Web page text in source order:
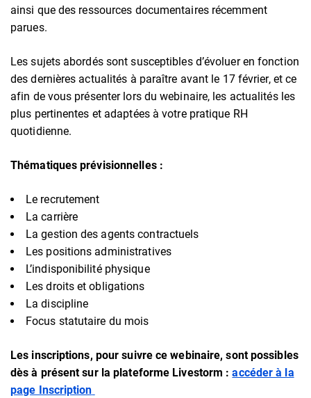
ainsi que des ressources documentaires récemment
parues.
Les sujets abordés sont susceptibles d’évoluer en fonction
des dernières actualités à paraître avant le 17 février, et ce
afin de vous présenter lors du webinaire, les actualités les
plus pertinentes et adaptées à votre pratique RH
quotidienne.
Thématiques prévisionnelles :
Le recrutement
La carrière
La gestion des agents contractuels
Les positions administratives
L’indisponibilité physique
Les droits et obligations
La discipline
Focus statutaire du mois
Les inscriptions, pour suivre ce webinaire, sont possibles
dès à présent sur la plateforme Livestorm :accéder à la
page Inscription